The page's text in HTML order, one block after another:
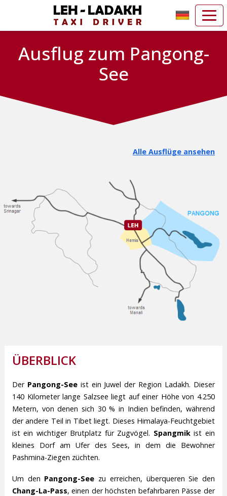
Ausflug zum Pangong-
See
Alle Ausflüge ansehen
ÜBERBLICK
Der Pangong-Seeist ein Juwel der Region Ladakh. Dieser
140 Kilometer lange Salzsee liegt auf einer Höhe von 4.250
Metern, von denen sich 30 % in Indien befinden, während
der andere Teil in Tibet liegt. Dieses Himalaya-Feuchtgebiet
ist ein wichtiger Brutplatz für Zugvögel. Spangmikist ein
kleines Dorf am Ufer des Sees, in dem die Bewohner
Pashmina-Ziegen züchten.
Um den Pangong-See zu erreichen, überqueren Sie den
Chang-La-Pass, einen der höchsten befahrbaren Pässe der